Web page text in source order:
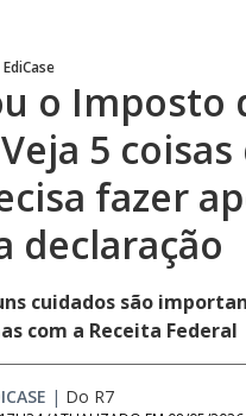
o Imposto
5
fazer
declaração
cuidados são
com a Receita Federal
| Do R7